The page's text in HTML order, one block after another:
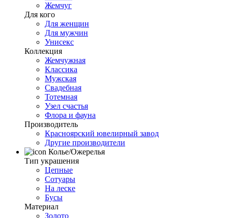
Жемчуг
Для кого
Для женщин
Для мужчин
Унисекс
Коллекция
Жемчужная
Классика
Мужская
Свадебная
Тотемная
Узел счастья
Флора и фауна
Производитель
Красноярский ювелирный завод
Другие производители
Колье/Ожерелья
Тип украшения
Цепные
Сотуары
На леске
Бусы
Материал
Золото